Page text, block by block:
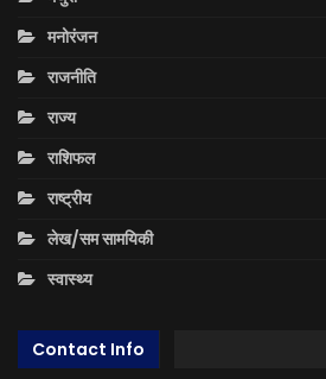
मनोरंजन
राजनीति
राज्य
राशिफल
राष्ट्रीय
लेख/सम सामयिकी
स्वास्थ्य
Contact Info